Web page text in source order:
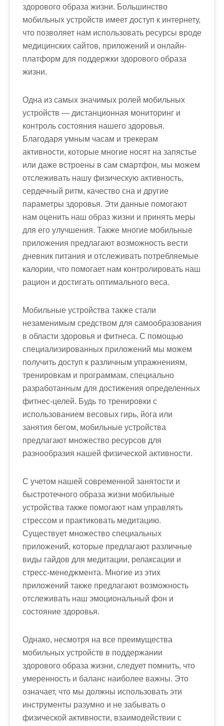
здорового образа жизни. Большинство
мобильных устройств имеет доступ к интернету,
что позволяет нам использовать ресурсы вроде
медицинских сайтов, приложений и онлайн-
платформ для поддержки здорового образа
жизни.
Одна из самых значимых ролей мобильных
устройств — дистанционная мониторинг и
контроль состояния нашего здоровья.
Благодаря умным часам и трекерам
активности, которые многие носят на запястье
или даже встроены в сам смартфон, мы можем
отслеживать нашу физическую активность,
сердечный ритм, качество сна и другие
параметры здоровья. Эти данные помогают
нам оценить наш образ жизни и принять меры
для его улучшения. Также многие мобильные
приложения предлагают возможность вести
дневник питания и отслеживать потребляемые
калории, что помогает нам контролировать наш
рацион и достигать оптимального веса.
Мобильные устройства также стали
незаменимым средством для самообразования
в области здоровья и фитнеса. С помощью
специализированных приложений мы можем
получить доступ к различным упражнениям,
тренировкам и программам, специально
разработанным для достижения определенных
фитнес-целей. Будь то тренировки с
использованием весовых гирь, йога или
занятия бегом, мобильные устройства
предлагают множество ресурсов для
разнообразия нашей физической активности.
С учетом нашей современной занятости и
быстротечного образа жизни мобильные
устройства также помогают нам управлять
стрессом и практиковать медитацию.
Существует множество специальных
приложений, которые предлагают различные
виды гайдов для медитации, релаксации и
стресс-менеджмента. Многие из этих
приложений также предлагают возможность
отслеживать наш эмоциональный фон и
состояние здоровья.
Однако, несмотря на все преимущества
мобильных устройств в поддержании
здорового образа жизни, следует помнить, что
умеренность и баланс наиболее важны. Это
означает, что мы должны использовать эти
инструменты разумно и не забывать о
физической активности, взаимодействии с